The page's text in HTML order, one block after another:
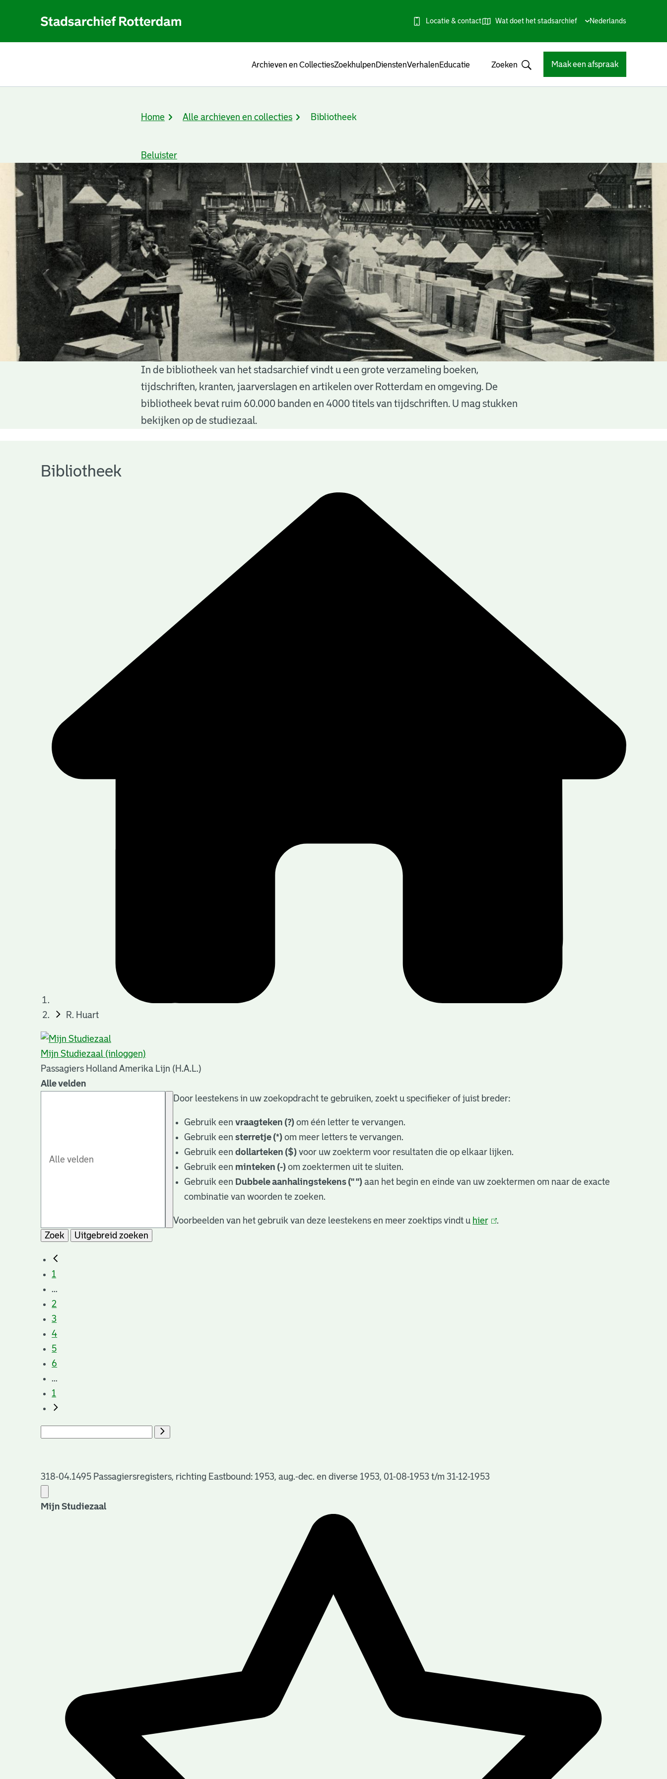
Locatie & contact Wat doet het stadsarchief
Huidige
Nederlands
Archieven en CollectiesZoekhulpenDienstenVerhalenEducatie Zoeken Maak een afspraak
Kruimelpad
Home Alle archieven en collecties Bibliotheek
Beluister
In de bibliotheek van het stadsarchief vindt u een grote verzameling boeken,
tijdschriften, kranten, jaarverslagen en artikelen over Rotterdam en omgeving. De
bibliotheek bevat ruim 60.000 banden en 4000 titels van tijdschriften. U mag stukken
bekijken op de studiezaal.
Bibliotheek
R. Huart
Mijn Studiezaal (inloggen)
Passagiers Holland Amerika Lijn (H.A.L.)
Alle velden
Door leestekens in uw zoekopdracht te gebruiken, zoekt u specifieker of juist breder:
Gebruik eenvraagteken (?) om één letter te vervangen.
Gebruik eensterretje (*) om meer letters te vervangen.
Gebruik eendollarteken ($) voor uw zoekterm voor resultaten die op elkaar lijken.
Gebruik een minteken (-) om zoektermen uit te sluiten.
Gebruik een Dubbele aanhalingstekens (" ") aan het begin en einde van uw zoektermen om naar de exacte
combinatie van woorden te zoeken.
Voorbeelden van het gebruik van deze leestekens en meer zoektips vindt u hier(link
.
Zoek
Uitgebreid zoeken
1
...
2
3
4
5
6
...
1
318-04.1495 Passagiersregisters, richting Eastbound: 1953, aug.-dec. en diverse 1953, 01-08-1953 t/m 31-12-1953
Mijn Studiezaal